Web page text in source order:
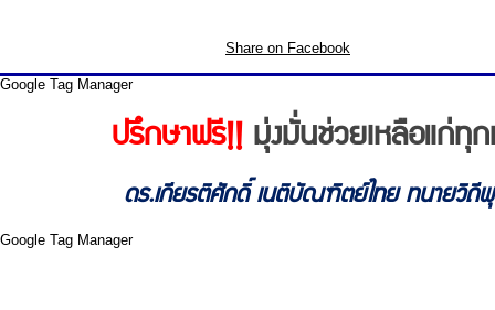
Share on Facebook
Google Tag Manager
ปรึกษาฟรี!! มุ่งมั่นช่วยเหลือแก่ทุ
ดร.เกียรติศักดิ์ เนติบัณฑิตย์ไทย ทนายวิถีพุ
Google Tag Manager